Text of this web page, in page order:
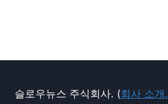
슬로우뉴스 주식회사. (회사 소개.